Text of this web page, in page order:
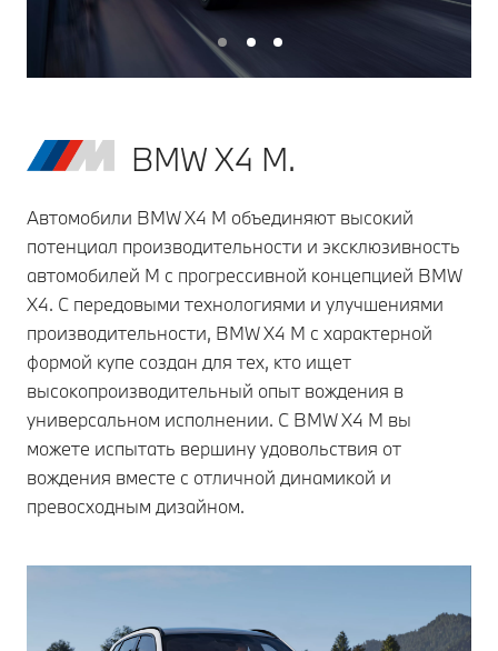
BMW X4 M.
Автомобили BMW X4 M объединяют высокий
потенциал производительности и эксклюзивность
автомобилей M с прогрессивной концепцией BMW
X4. С передовыми технологиями и улучшениями
производительности, BMW X4 M с характерной
формой купе создан для тех, кто ищет
высокопроизводительный опыт вождения в
универсальном исполнении. С BMW X4 M вы
можете испытать вершину удовольствия от
вождения вместе с отличной динамикой и
превосходным дизайном.